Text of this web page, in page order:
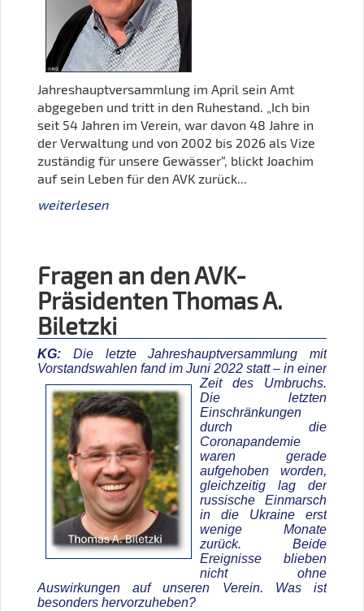
Jahreshauptversammlung im April sein Amt
abgegeben und tritt in den Ruhestand. „Ich bin
seit 54 Jahren im Verein, war davon 48 Jahre in
der Verwaltung und von 2002 bis 2026 als Vize
zuständig für unsere Gewässer“, blickt Joachim
auf sein Leben für den AVK zurück...
weiterlesen
Fragen an den AVK-
Präsidenten Thomas A.
Biletzki
KG: Die letzte Jahreshauptversammlung mit
Vorstandswahlen fand im Juni 2022 statt – in einer
Zeit des Umbruchs.
Die letzten
Einschränkungen
durch die
Coronapandemie
waren gerade
aufgehoben worden,
gleichzeitig lag der
russische Einmarsch
in die Ukraine erst
wenige Monate
zurück. Beide
Ereignisse blieben
nicht ohne
Auswirkungen auf unseren Verein. Was ist
besonders hervorzuheben?